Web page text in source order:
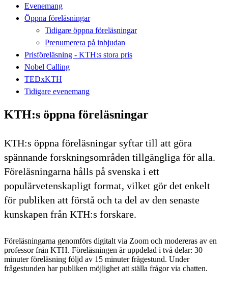
Evenemang
Öppna föreläsningar
Tidigare öppna föreläsningar
Prenumerera på inbjudan
Prisföreläsning - KTH:s stora pris
Nobel Calling
TEDxKTH
Tidigare evenemang
KTH:s öppna föreläsningar
KTH:s öppna föreläsningar syftar till att göra
spännande forskningsområden tillgängliga för alla.
Föreläsningarna hålls på svenska i ett
populärvetenskapligt format, vilket gör det enkelt
för publiken att förstå och ta del av den senaste
kunskapen från KTH:s forskare.
Föreläsningarna genomförs digitalt via Zoom och modereras av en
professor från KTH. Föreläsningen är uppdelad i två delar: 30
minuter föreläsning följd av 15 minuter frågestund. Under
frågestunden har publiken möjlighet att ställa frågor via chatten.